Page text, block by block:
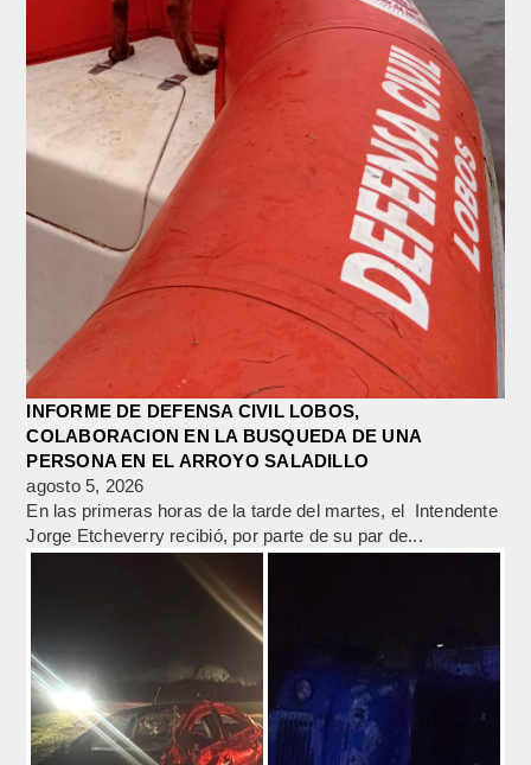
INFORME DE DEFENSA CIVIL LOBOS,
COLABORACION EN LA BUSQUEDA DE UNA
PERSONA EN EL ARROYO SALADILLO
agosto 5, 2026
En las primeras horas de la tarde del martes, el Intendente
Jorge Etcheverry recibió, por parte de su par de...